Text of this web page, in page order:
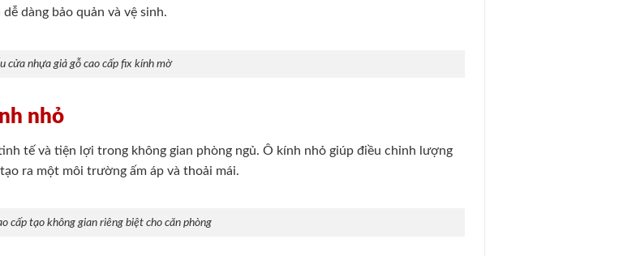
dàng bảo quản và vệ sinh.
cửa nhựa giả gỗ cao cấp fix kính mờ
nhỏ
tế và tiện lợi trong không gian phòng ngủ. Ô kính nhỏ giúp điều chỉnh lượng
ra một môi trường ấm áp và thoải mái.
cấp tạo không gian riêng biệt cho căn phòng